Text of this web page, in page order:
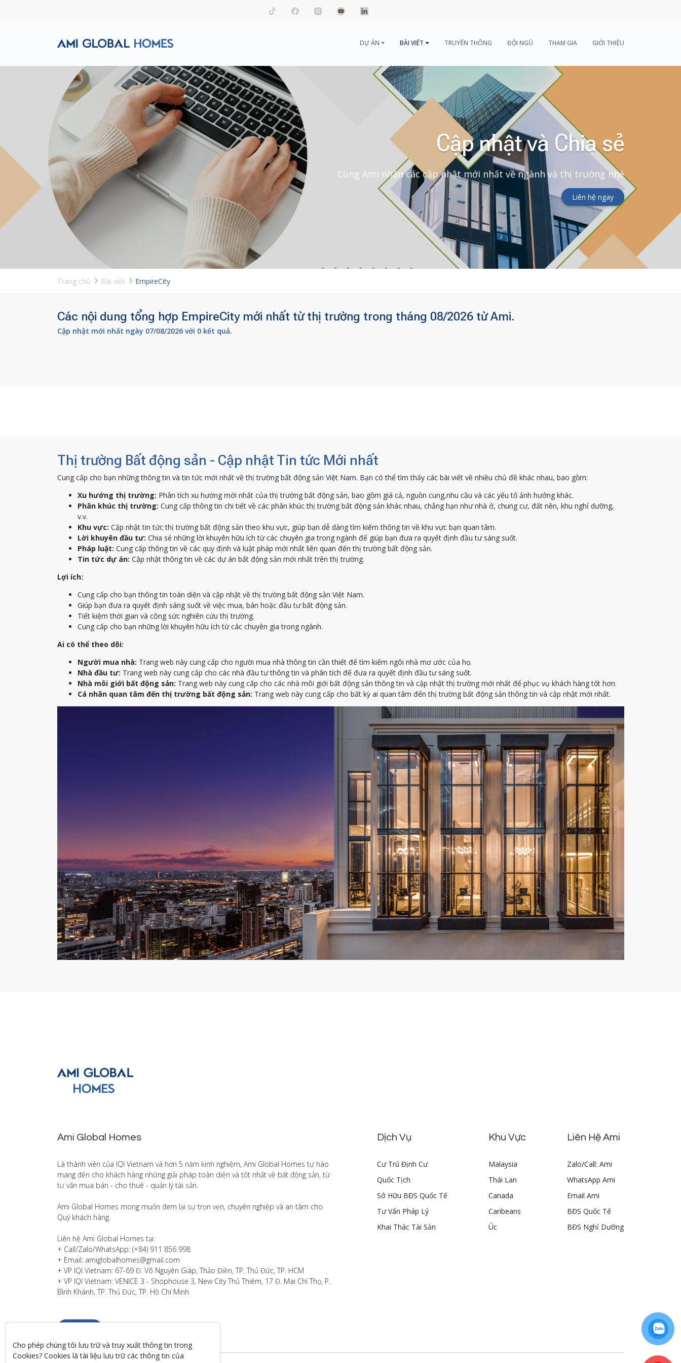
DỰ ÁN BÀI VIẾT TRUYỂN THÔNG ĐỘI NGŨ THAM GIA GIỚI THIỆU
Cập nhật và Chia sẻ
Cùng Ami nhận các cập nhật mới nhất về ngành và thị trường nhé
Liên hệ ngay
Trang chủ Bài viết EmpireCity
Các nội dung tổng hợp EmpireCity mới nhất từ thị trường trong tháng 08/2026 từ Ami.
Cập nhật mới nhất ngày 07/08/2026 với 0 kết quả.
Thị trường Bất động sản - Cập nhật Tin tức Mới nhất
Cung cấp cho bạn những thông tin và tin tức mới nhất về thị trường bất động sản Việt Nam. Bạn có thể tìm thấy các bài viết về nhiều chủ đề khác nhau, bao gồm:
Xu hướng thị trường: Phân tích xu hướng mới nhất của thị trường bất động sản, bao gồm giá cả, nguồn cung,nhu cầu và các yếu tố ảnh hưởng khác.
Phân khúc thị trường: Cung cấp thông tin chi tiết về các phân khúc thị trường bất động sản khác nhau, chẳng hạn như nhà ở, chung cư, đất nền, khu nghỉ dưỡng,
v.v.
Khu vực: Cập nhật tin tức thị trường bất động sản theo khu vực, giúp bạn dễ dàng tìm kiếm thông tin về khu vực bạn quan tâm.
Lời khuyên đầu tư: Chia sẻ những lời khuyên hữu ích từ các chuyên gia trong ngành để giúp bạn đưa ra quyết định đầu tư sáng suốt.
Pháp luật: Cung cấp thông tin về các quy định và luật pháp mới nhất liên quan đến thị trường bất động sản.
Tin tức dự án: Cập nhật thông tin về các dự án bất động sản mới nhất trên thị trường.
Lợi ích:
Cung cấp cho bạn thông tin toàn diện và cập nhật về thị trường bất động sản Việt Nam.
Giúp bạn đưa ra quyết định sáng suốt về việc mua, bán hoặc đầu tư bất động sản.
Tiết kiệm thời gian và công sức nghiên cứu thị trường.
Cung cấp cho bạn những lời khuyên hữu ích từ các chuyên gia trong ngành.
Ai có thể theo dõi:
Người mua nhà: Trang web này cung cấp cho người mua nhà thông tin cần thiết để tìm kiếm ngôi nhà mơ ước của họ.
Nhà đầu tư: Trang web này cung cấp cho các nhà đầu tư thông tin và phân tích để đưa ra quyết định đầu tư sáng suốt.
Nhà môi giới bất động sản: Trang web này cung cấp cho các nhà môi giới bất động sản thông tin và cập nhật thị trường mới nhất để phục vụ khách hàng tốt hơn.
Cá nhân quan tâm đến thị trường bất động sản: Trang web này cung cấp cho bất kỳ ai quan tâm đến thị trường bất động sản thông tin và cập nhật mới nhất.
Ami Global Homes
Là thành viên của IQI Vietnam và hơn 5 năm kinh nghiệm, Ami Global Homes tự hào
mang đến cho khách hàng những giải pháp toàn diện và tốt nhất về bất động sản, từ
tư vấn mua bán - cho thuê - quản lý tài sản.
Ami Global Homes mong muốn đem lại sự trọn vẹn, chuyên nghiệp và an tâm cho
Quý khách hàng.
Liên hệ Ami Global Homes tại:
+ Call/Zalo/WhatsApp: (+84) 911 856 998
+ Email: amiglobalhomes@gmail.com
+ VP IQI Vietnam: 67-69 Đ. Võ Nguyên Giáp, Thảo Điền, TP. Thủ Đức, TP. HCM
+ VP IQI Vietnam: VENICE 3 - Shophouse 3, New City Thủ Thiêm, 17 Đ. Mai Chí Thọ, P.
Bình Khánh, TP. Thủ Đức, TP. Hồ Chí Minh
Dịch Vụ
Cư Trú Định Cư
Quốc Tịch
Sở Hữu BĐS Quốc Tế
Tư Vấn Pháp Lý
Khai Thác Tài Sản
Khu Vực
Malaysia
Thái Lan
Canada
Caribeans
Úc
Liên Hệ Ami
Zalo/Call: Ami
WhatsApp Ami
Email Ami
BĐS Quốc Tế
BĐS Nghỉ Dưỡng
Cho phép chúng tôi lưu trữ và truy xuất thông tin trong
Cookies? Cookies là tài liệu lưu trữ các thông tin của